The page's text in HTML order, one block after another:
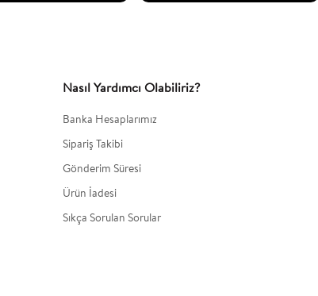
Nasıl Yardımcı Olabiliriz?
Banka Hesaplarımız
Sipariş Takibi
Gönderim Süresi
Ürün İadesi
Sıkça Sorulan Sorular